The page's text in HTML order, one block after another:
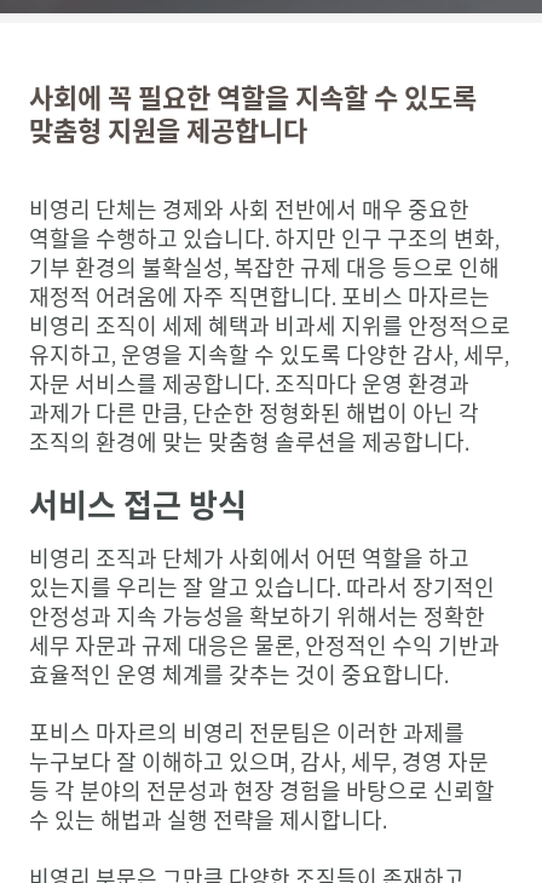
사회에 꼭 필요한 역할을 지속할 수 있도록
맞춤형 지원을 제공합니다
비영리 단체는 경제와 사회 전반에서 매우 중요한
역할을 수행하고 있습니다. 하지만 인구 구조의 변화,
기부 환경의 불확실성, 복잡한 규제 대응 등으로 인해
재정적 어려움에 자주 직면합니다. 포비스 마자르는
비영리 조직이 세제 혜택과 비과세 지위를 안정적으로
유지하고, 운영을 지속할 수 있도록 다양한 감사, 세무,
자문 서비스를 제공합니다. 조직마다 운영 환경과
과제가 다른 만큼, 단순한 정형화된 해법이 아닌 각
조직의 환경에 맞는 맞춤형 솔루션을 제공합니다.
서비스 접근 방식
비영리 조직과 단체가 사회에서 어떤 역할을 하고
있는지를 우리는 잘 알고 있습니다. 따라서 장기적인
안정성과 지속 가능성을 확보하기 위해서는 정확한
세무 자문과 규제 대응은 물론, 안정적인 수익 기반과
효율적인 운영 체계를 갖추는 것이 중요합니다.
포비스 마자르의 비영리 전문팀은 이러한 과제를
누구보다 잘 이해하고 있으며, 감사, 세무, 경영 자문
등 각 분야의 전문성과 현장 경험을 바탕으로 신뢰할
수 있는 해법과 실행 전략을 제시합니다.